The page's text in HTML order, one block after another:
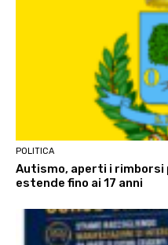
POLITICA
Autismo, aperti i rimborsi
estende fino ai 17 anni